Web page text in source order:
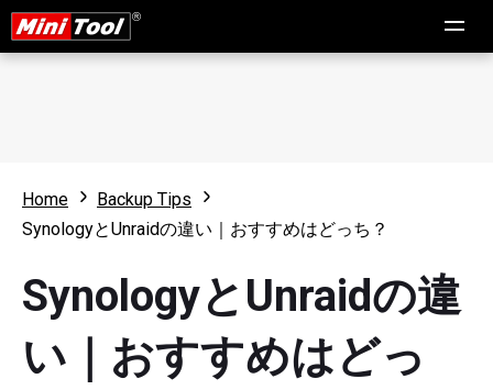
Home
Backup Tips
SynologyとUnraidの違い｜おすすめはどっち？
SynologyとUnraidの違
い｜おすすめはどっ